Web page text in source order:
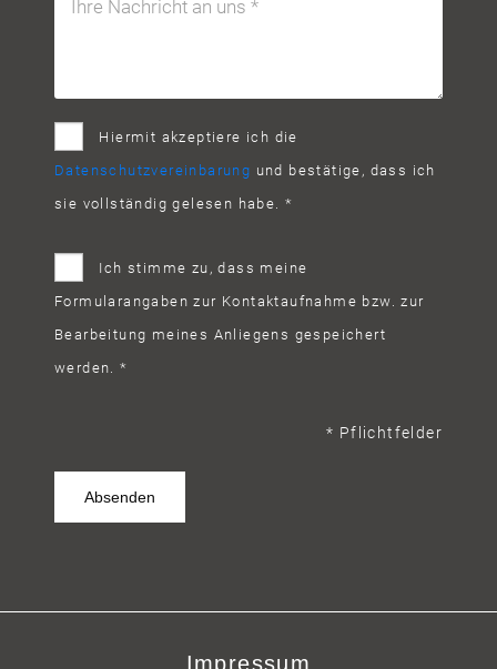
Hiermit akzeptiere ich die
Datenschutzvereinbarung und bestätige, dass ich
sie vollständig gelesen habe. *
Ich stimme zu, dass meine
Formularangaben zur Kontaktaufnahme bzw. zur
Bearbeitung meines Anliegens gespeichert
werden. *
* Pflichtfelder
Impressum